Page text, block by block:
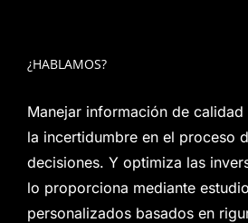
¿HABLAMOS?
Manejar información de
la incertidumbre en el proceso
decisiones. Y optimiza las
lo proporciona mediante
personalizados basados en